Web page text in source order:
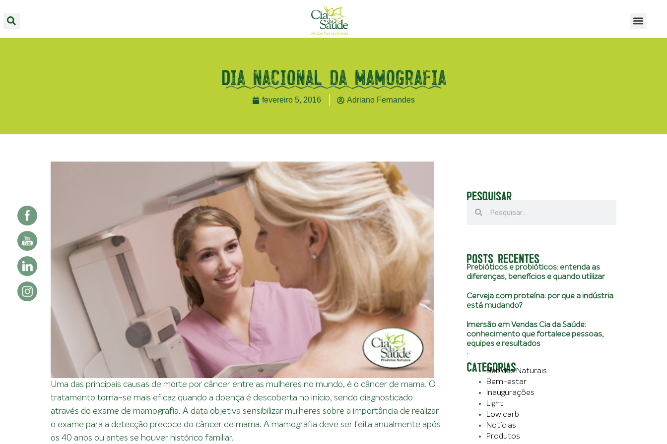
Dia nacional da mamografia
fevereiro 5, 2016 Adriano Fernandes
Uma das principais causas de morte por câncer entre as mulheres no mundo, é o câncer de mama. O
tratamento torna-se mais eficaz quando a doença é descoberta no início, sendo diagnosticado
através do exame de mamografia. A data objetiva sensibilizar mulheres sobre a importância de realizar
o exame para a detecção precoce do câncer de mama. A mamografia deve ser feita anualmente após
os 40 anos ou antes se houver histórico familiar.
PESQUISAR
POSTS RECENTES
Prebióticos e probióticos: entenda as
diferenças, benefícios e quando utilizar
Cerveja com proteína: por que a indústria
está mudando?
Imersão em Vendas Cia da Saúde:
conhecimento que fortalece pessoas,
equipes e resultados
CATEGORIAS
.
Bebidas Naturais
Bem-estar
Inaugurações
Light
Low carb
Notícias
Produtos